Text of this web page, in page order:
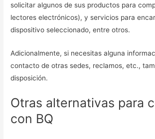
solicitar algunos de sus productos para
lectores electrónicos), y servicios para
dispositivo seleccionado, entre otros.
Adicionalmente, si necesitas alguna
contacto de otras sedes, reclamos, etc.,
disposición.
Otras alternativas para
con BQ